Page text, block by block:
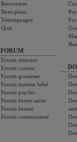
Rencontres
Bons plans
Témoignages
Quiz
FORUM
Forum minceur
Forum cuisine
Forum grossesse
Forum maman bébé
Forum psycho
Forum forme santé
Forum beauté
Forum communauté